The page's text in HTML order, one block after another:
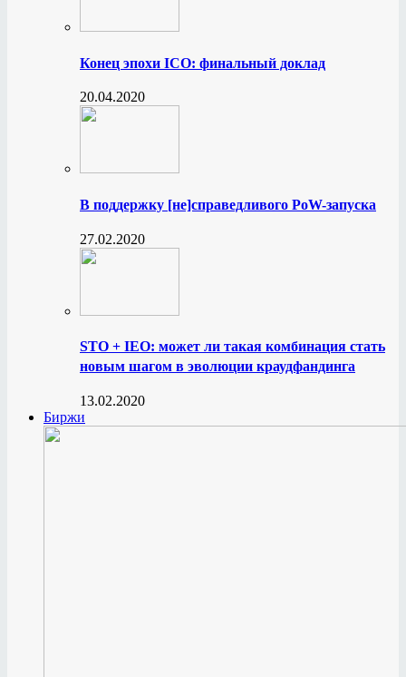
Конец эпохи ICO: финальный доклад
20.04.2020
В поддержку [не]справедливого PoW-запуска
27.02.2020
STO + IEO: может ли такая комбинация стать
новым шагом в эволюции краудфандинга
13.02.2020
Биржи